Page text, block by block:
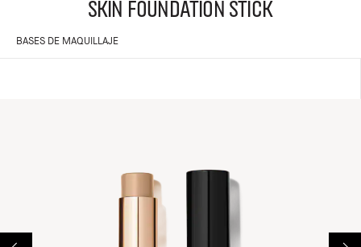
Skin Foundation Stick
BASES DE MAQUILLAJE